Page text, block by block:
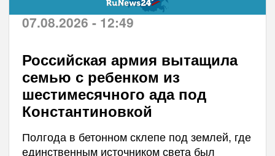
07.08.2026 - 12:49
Российская армия вытащила
семью с ребенком из
шестимесячного ада под
Константиновкой
Полгода в бетонном склепе под землей, где
единственным источником света был